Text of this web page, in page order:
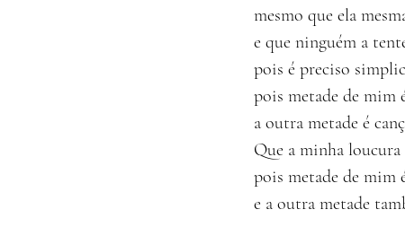
mesmo que ela
e que ninguém a
pois é preciso
pois metade de mim
a outra metade é
Que a minha loucura
pois metade de mim
e a outra metade